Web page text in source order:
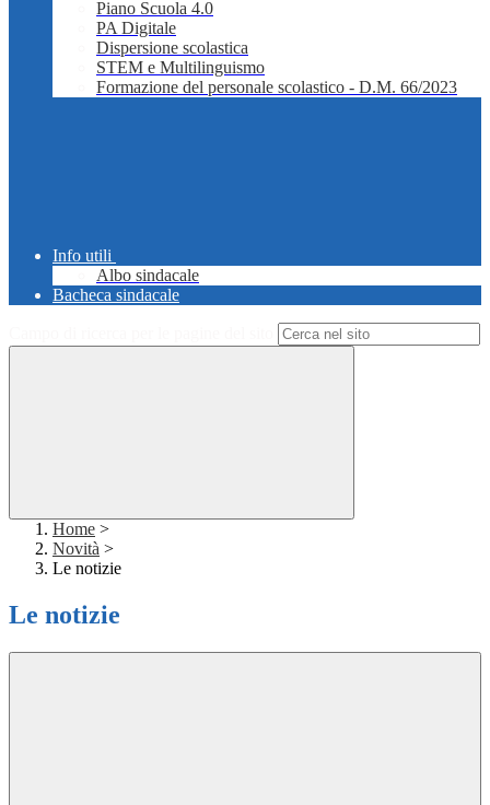
Piano Scuola 4.0
PA Digitale
Dispersione scolastica
STEM e Multilinguismo
Formazione del personale scolastico - D.M. 66/2023
Info utili
Albo sindacale
Bacheca sindacale
Home >
Novità >
Le notizie
Le notizie